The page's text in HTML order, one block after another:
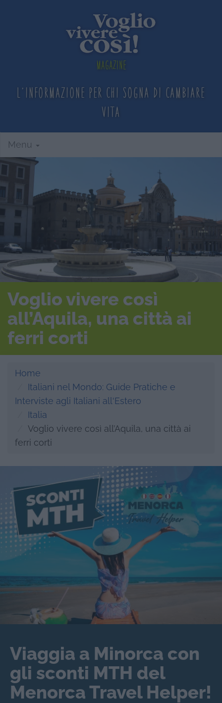
Magazine
L'informazione per chi sogna di cambiare
vita
Menu
Voglio vivere così
all’Aquila, una città ai
ferri corti
Home
Italiani nel Mondo: Guide Pratiche e
Interviste agli Italiani all'Estero
Italia
Voglio vivere così all’Aquila, una città ai
ferri corti
Viaggia a Minorca con
gli sconti MTH del
Menorca Travel Helper!